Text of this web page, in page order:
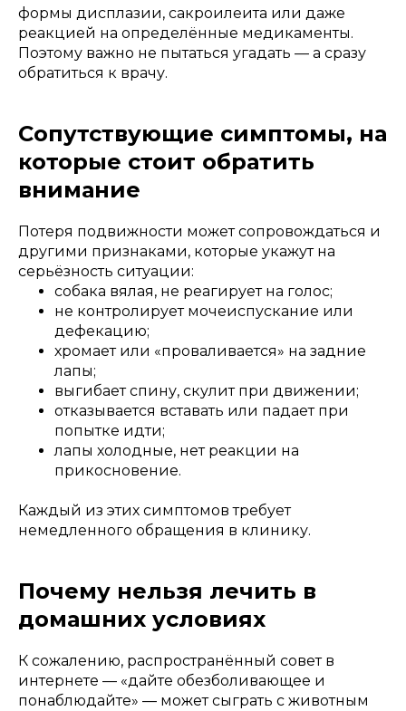
формы дисплазии, сакроилеита или даже
реакцией на определённые медикаменты.
Поэтому важно не пытаться угадать — а сразу
обратиться к врачу.
Сопутствующие симптомы, на
которые стоит обратить
внимание
Потеря подвижности может сопровождаться и
другими признаками, которые укажут на
серьёзность ситуации:
собака вялая, не реагирует на голос;
не контролирует мочеиспускание или
дефекацию;
хромает или «проваливается» на задние
лапы;
выгибает спину, скулит при движении;
отказывается вставать или падает при
попытке идти;
лапы холодные, нет реакции на
прикосновение.
Каждый из этих симптомов требует
немедленного обращения в клинику.
Почему нельзя лечить в
домашних условиях
К сожалению, распространённый совет в
интернете — «дайте обезболивающее и
понаблюдайте» — может сыграть с животным